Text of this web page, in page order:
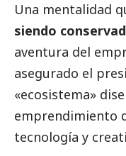
Una mentalidad
siendo
aventura del
asegurado el
«ecosistema»
emprendimiento
tecnología y